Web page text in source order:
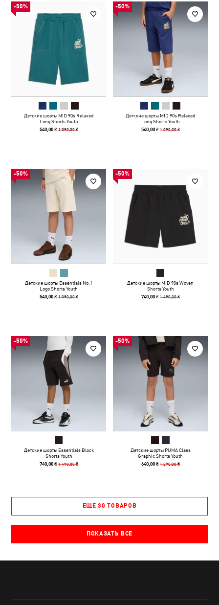
-50%
Детские шорты MID 90s Relaxed
Long Shorts Youth
540,00 ₴ 1 090,00 ₴
-50%
Детские шорты MID 90s Relaxed
Long Shorts Youth
540,00 ₴ 1 090,00 ₴
-50%
Детские шорты Essentials No.1
Logo Shorts Youth
540,00 ₴ 1 090,00 ₴
-50%
Детские шорты MID 90s Woven
Shorts Youth
740,00 ₴ 1 490,00 ₴
-50%
Детские шорты Essentials Block
Shorts Youth
740,00 ₴ 1 490,00 ₴
-50%
Детские шорты PUMA Class
Graphic Shorts Youth
640,00 ₴ 1 290,00 ₴
ЕЩЁ 30 ТОВАРОВ
ПОКАЗАТЬ ВСЕ